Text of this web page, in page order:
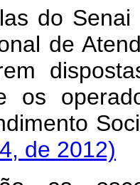
do Senai
de
os
de 2012)